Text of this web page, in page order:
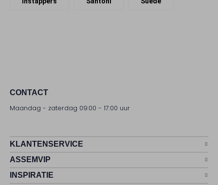
CONTACT
Maandag - zaterdag 09:00 - 17:00 uur
KLANTENSERVICE
ASSEMVIP
INSPIRATIE